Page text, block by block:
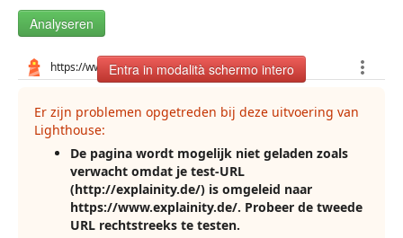
Analyseren
Entra in modalità schermo intero